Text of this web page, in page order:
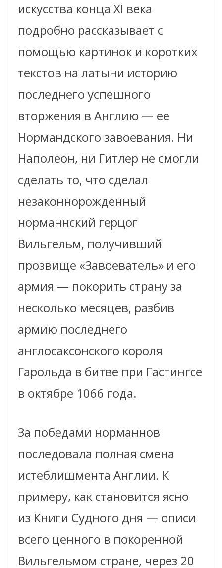
искусства конца XI века
подробно рассказывает с
помощью картинок и коротких
текстов на латыни историю
последнего успешного
вторжения в Англию — ее
Нормандского завоевания. Ни
Наполеон, ни Гитлер не смогли
сделать то, что сделал
незаконнорожденный
норманнский герцог
Вильгельм, получивший
прозвище «Завоеватель» и его
армия — покорить страну за
несколько месяцев, разбив
армию последнего
англосаксонского короля
Гарольда в битве при Гастингсе
в октябре 1066 года.
За победами норманнов
последовала полная смена
истеблишмента Англии. К
примеру, как становится ясно
из Книги Судного дня — описи
всего ценного в покоренной
Вильгельмом стране, через 20